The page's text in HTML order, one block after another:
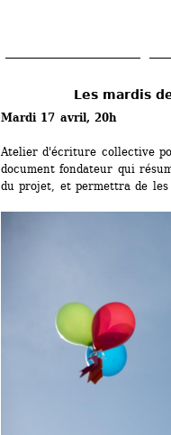
contenu
Les mardis
Mardi 17 avril, 20h
Atelier d'écriture collective
document fondateur qui
du projet, et permettra de